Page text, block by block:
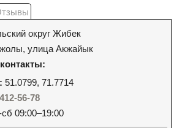
округ Жибек
улица Акжайык
51.0799, 71.7714
56-78
сб 09:00–19:00